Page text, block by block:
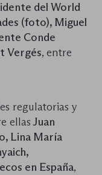
del World
(foto), Miguel
Conde
Vergés, entre
regulatorias y
ellasJuan
Lina María
en España,